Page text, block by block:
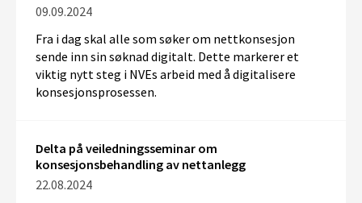
09.09.2024
Fra i dag skal alle som søker om nettkonsesjon
sende inn sin søknad digitalt. Dette markerer et
viktig nytt steg i NVEs arbeid med å digitalisere
konsesjonsprosessen.
Delta på veiledningsseminar om
konsesjonsbehandling av nettanlegg
22.08.2024